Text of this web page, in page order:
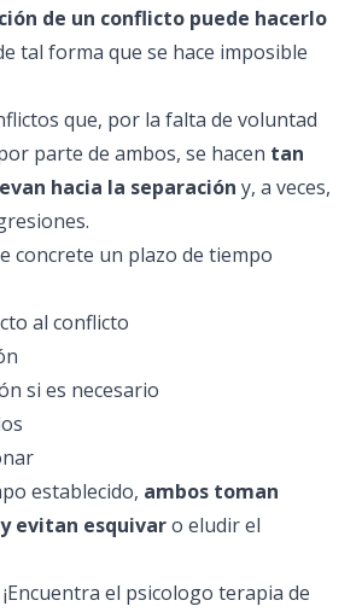
de un conflicto puede hacerlo
tal forma que se hace imposible
que, por la falta de voluntad
parte de ambos, se hacen tan
hacia la separación y, a veces,
concrete un plazo de tiempo
al conflicto
si es necesario
establecido, ambos toman
evitan esquivaro eludir el
el psicologo terapia de